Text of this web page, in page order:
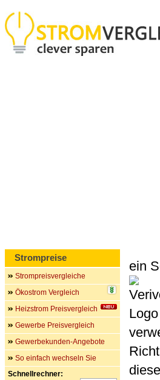
ein
Strompreise
Strompreisvergleiche
Ökostrom Vergleich
Heizstrom Preisvergleich
Gewerbe Preisvergleich
Gewerbekunden-Angebote
So einfach wechseln Sie
Schnellrechner: